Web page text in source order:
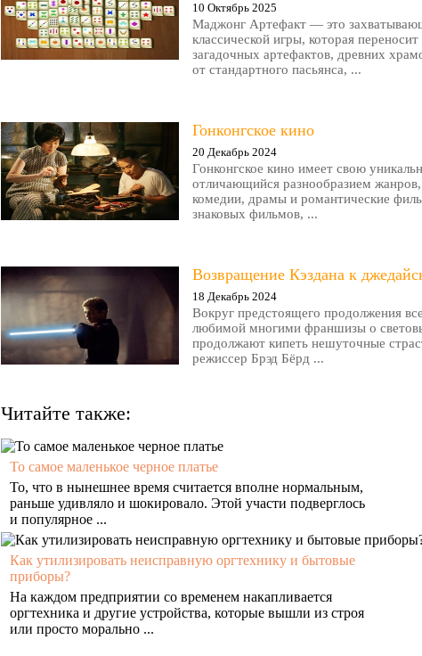
10 Октябрь 2025
Маджонг Артефакт — это
классической игры, которая
загадочных артефактов, древних
от стандартного пасьянса, ...
Гонконгское кино
20 Декабрь 2024
Гонконгское кино имеет свою
отличающийся разнообразием
комедии, драмы и романтические
знаковых фильмов, ...
Возвращение Кэздана к
18 Декабрь 2024
Вокруг предстоящего продолжения
любимой многими франшизы о
продолжают кипеть нешуточные
режиссер Брэд Бёрд ...
Читайте также:
То самое маленькое черное платье
То, что в нынешнее время считается вполне нормальным,
раньше удивляло и шокировало. Этой участи подверглось
и популярное ...
Как утилизировать неисправную оргтехнику и бытовые
приборы?
На каждом предприятии со временем накапливается
оргтехника и другие устройства, которые вышли из строя
или просто морально ...